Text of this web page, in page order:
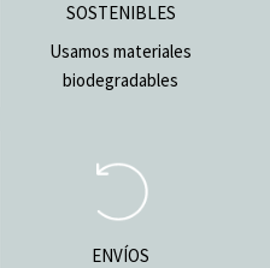
SOSTENIBLES
Usamos materiales
biodegradables
ENVÍOS